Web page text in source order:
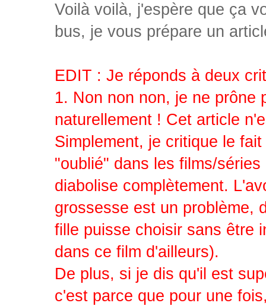
Voilà voilà, j'espère que ça
bus, je vous prépare un
EDIT : Je réponds à deux
1. Non non non, je ne prône
naturellement ! Cet article
Simplement, je critique le
"oublié" dans les films/
diabolise complètement.
grossesse est un problème,
fille puisse choisir sans être
dans ce film d'ailleurs).
De plus, si je dis qu'il est
c'est parce que pour une